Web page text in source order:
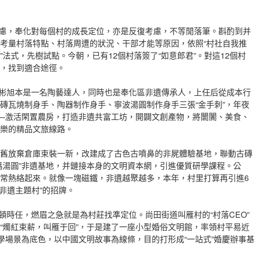
，奉化對每個村的成長定位，亦是反復考慮，不等閒落筆。斟酌到并
量村落特點、村落周遭的狀況、干部才能等原因，依照“村社自我推
式，先樹試點。今朝，已有12個村落簽了“如意郎君”。對這12個村
找到適合途徑。
旭本是一名陶藝達人，同時也是奉化區非遺傳承人，上任后從成本行
瓦燒制身手、陶器制作身手、寧波湯圓制作身手三張“金手刺”，年夜
活閑置農房，打造非遺共富工坊，開闢文創產物，將闤闠、美食、
的精品文旅線路。
放棄倉庫束裝一新，改建成了古色古噴鼻的非屍體驗基地，聯動古磚
圓”非遺基地，并鏈接本身的文明資本網，引進優質研學課程。公
熱絡起來。就像一塊磁鐵，非遺越聚越多，本年，村里打算再引進6
遺主題村”的招牌。
時任，燃眉之急就是為村莊找準定位。尚田街道叫雁村的“村落CEO”
紅束薪，叫雁于回”，于是建了一座小型婚俗文明館，率領村平易近
場景為底色，以中國文明故事為線條，目的打形成“一站式”婚慶辦事基